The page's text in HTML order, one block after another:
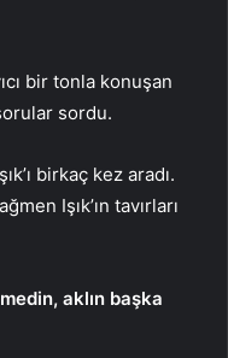
bir tonla konuşan
sordu.
birkaç kez aradı.
Işık’ın tavırları
aklın başka